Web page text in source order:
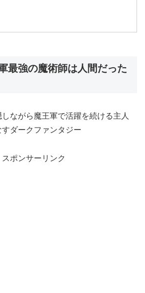
最強の魔術師は人間だった
ながら魔王軍で活躍を続ける主人
ダークファンタジー
スポンサーリンク